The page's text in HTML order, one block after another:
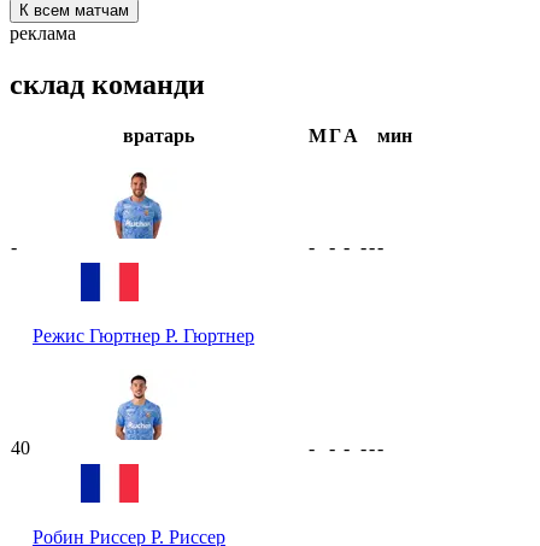
К всем матчам
реклама
склад команди
вратарь МГА мин
-
Режис Гюртнер Р. Гюртнер
- - - ---
40
Робин Риссер Р. Риссер
- - - ---